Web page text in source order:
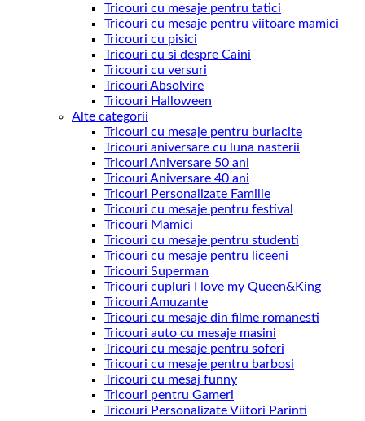
Tricouri cu mesaje pentru tatici
Tricouri cu mesaje pentru viitoare mamici
Tricouri cu pisici
Tricouri cu si despre Caini
Tricouri cu versuri
Tricouri Absolvire
Tricouri Halloween
Alte categorii
Tricouri cu mesaje pentru burlacite
Tricouri aniversare cu luna nasterii
Tricouri Aniversare 50 ani
Tricouri Aniversare 40 ani
Tricouri Personalizate Familie
Tricouri cu mesaje pentru festival
Tricouri Mamici
Tricouri cu mesaje pentru studenti
Tricouri cu mesaje pentru liceeni
Tricouri Superman
Tricouri cupluri I love my Queen&King
Tricouri Amuzante
Tricouri cu mesaje din filme romanesti
Tricouri auto cu mesaje masini
Tricouri cu mesaje pentru soferi
Tricouri cu mesaje pentru barbosi
Tricouri cu mesaj funny
Tricouri pentru Gameri
Tricouri Personalizate Viitori Parinti